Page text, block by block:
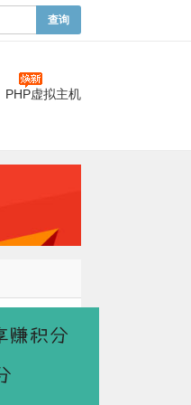
查询
PHP虚拟主机